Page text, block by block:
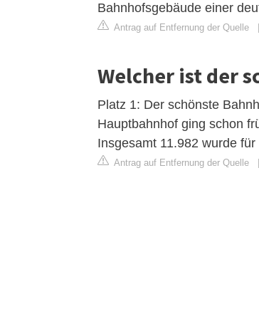
Bahnhofsgebäude einer
Antrag auf Entfernung der Quelle
Welcher ist der
Platz 1: Der schönste
Hauptbahnhof ging schon
Insgesamt 11.982 wurde
Antrag auf Entfernung der Quelle